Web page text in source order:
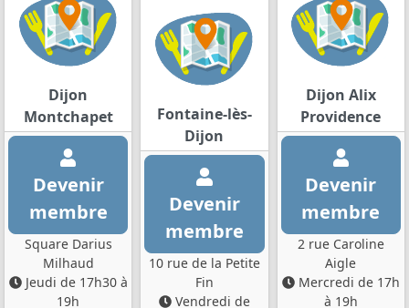
Dijon
Montchapet
Devenir
membre
Square Darius
Milhaud
Jeudi de 17h30 à
19h
Fontaine-lès-
Dijon
Devenir
membre
10 rue de la Petite
Fin
Vendredi de
Dijon Alix
Providence
Devenir
membre
2 rue Caroline
Aigle
Mercredi de 17h
à 19h